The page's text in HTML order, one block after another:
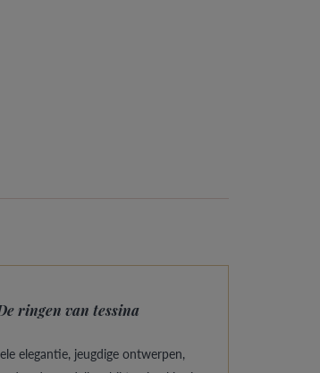
ringen van tessina
elegantie, jeugdige ontwerpen,